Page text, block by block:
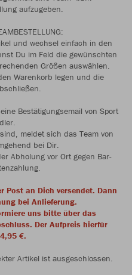
aufzugeben.
und wechsel einfach in den
Du im Feld die gewünschten
Größen auswählen.
Warenkorb legen und die
Bestätigungsemail von Sport
meldet sich das Team von
bei Dir.
Abholung vor Ort gegen Bar-
Post an Dich versendet. Dann
bei Anlieferung.
uns bitte über das
Der Aufpreis hierfür
€.
Artikel ist ausgeschlossen.